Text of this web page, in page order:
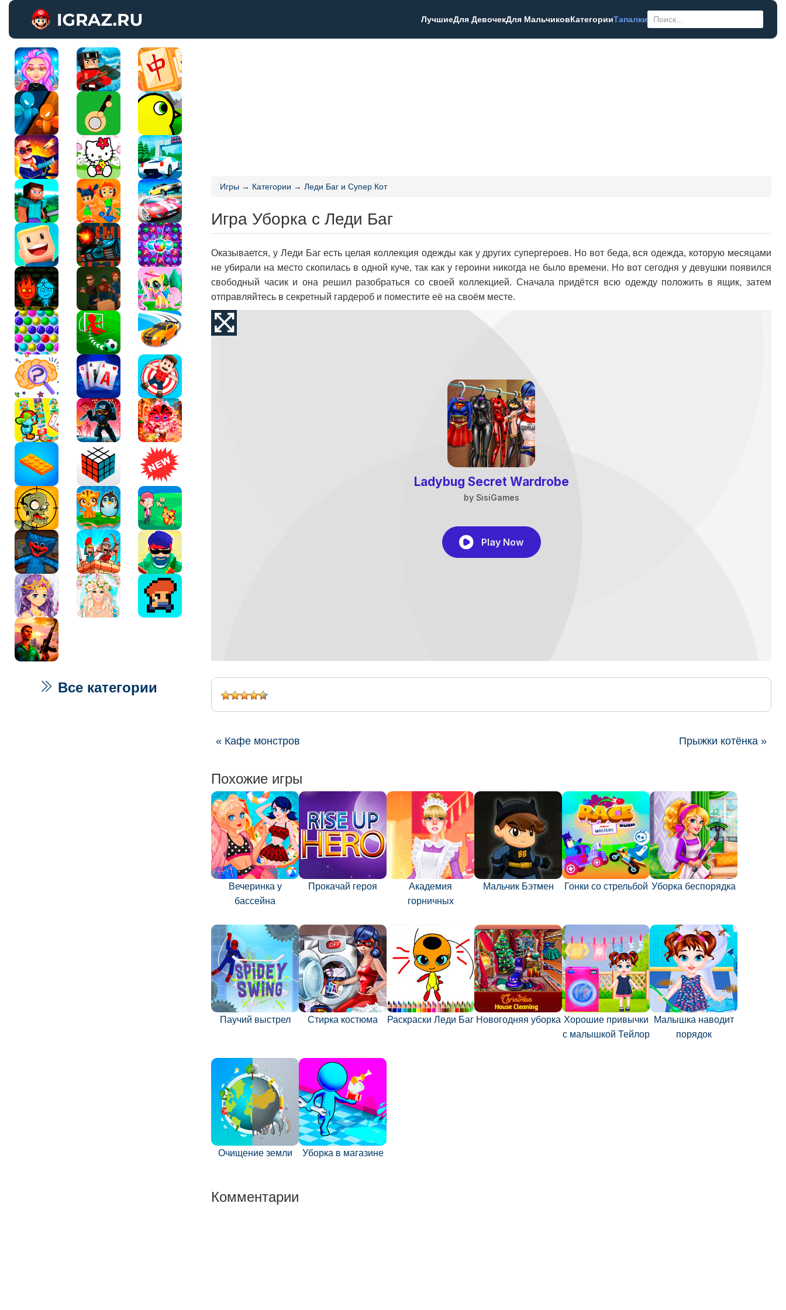
ЛучшиеДля ДевочекДля МальчиковКатегорииТапалки
Игры → Категории → Леди Баг и Супер Кот
Игра Уборка с Леди Баг
Оказывается, у Леди Баг есть целая коллекция одежды как у других супергероев. Но вот беда, вся одежда, которую месяцами
не убирали на место скопилась в одной куче, так как у героини никогда не было времени. Но вот сегодня у девушки появился
свободный часик и она решил разобраться со своей коллекцией. Сначала придётся всю одежду положить в ящик, затем
отправляйтесь в секретный гардероб и поместите её на своём месте.
« Кафе монстров Прыжки котёнка »
Похожие игры
Вечеринка у
бассейна
Прокачай героя
Академия
горничных
Мальчик Бэтмен Гонки со стрельбой Уборка беспорядка
Паучий выстрел Стирка костюма Раскраски Леди Баг Новогодняя уборка Хорошие привычки
с малышкой Тейлор
Малышка наводит
порядок
Очищение земли Уборка в магазине
Комментарии
Все категории